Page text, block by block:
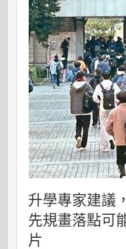
升學專家建議
先規畫落點可
片